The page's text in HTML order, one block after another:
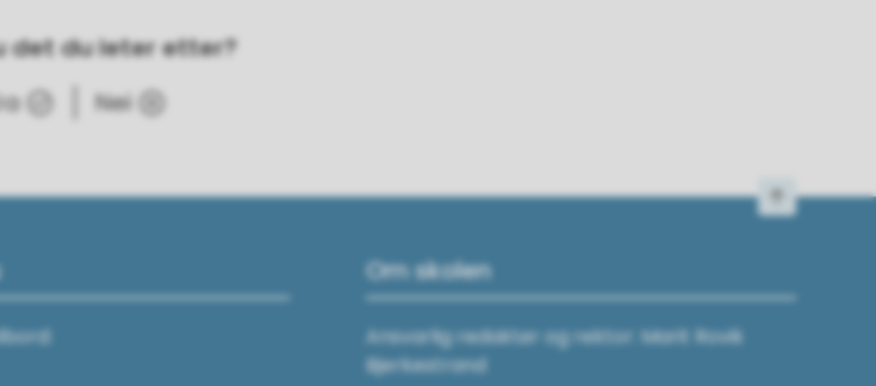
det du leter etter?
Nei
Om skolen
Ansvarlig redaktør og rektor: Marit Rovik
Bjerkestrand
Til toppen